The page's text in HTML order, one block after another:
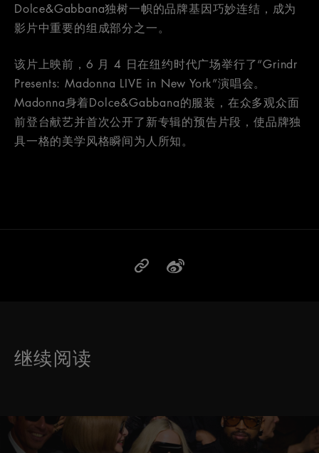
Dolce&Gabbana独树一帜的品牌基因巧妙连结，成为
影片中重要的组成部分之一。
该片上映前，6 月 4 日在纽约时代广场举行了“Grindr
Presents: Madonna LIVE in New York”演唱会。
Madonna身着Dolce&Gabbana的服装，在众多观众面
前登台献艺并首次公开了新专辑的预告片段，使品牌独
具一格的美学风格瞬间为人所知。
继续阅读
这是带有可以左右移动幻灯片 的轮播图。有些图片有放大